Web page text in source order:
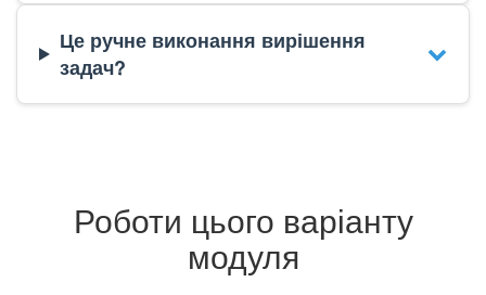
Це ручне виконання вирішення
задач?
Роботи цього варіанту
модуля